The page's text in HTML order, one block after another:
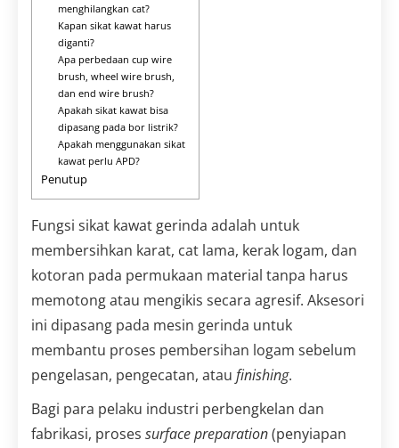
menghilangkan cat?
Kapan sikat kawat harus
diganti?
Apa perbedaan cup wire
brush, wheel wire brush,
dan end wire brush?
Apakah sikat kawat bisa
dipasang pada bor listrik?
Apakah menggunakan sikat
kawat perlu APD?
Penutup
Fungsi sikat kawat gerinda adalah untuk
membersihkan karat, cat lama, kerak logam, dan
kotoran pada permukaan material tanpa harus
memotong atau mengikis secara agresif. Aksesori
ini dipasang pada mesin gerinda untuk
membantu proses pembersihan logam sebelum
pengelasan, pengecatan, atau finishing.
Bagi para pelaku industri perbengkelan dan
fabrikasi, proses surface preparation(penyiapan